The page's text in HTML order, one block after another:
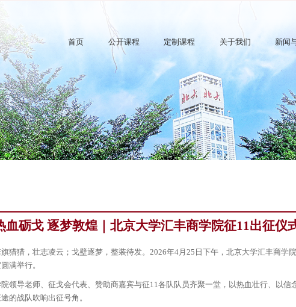
首页 公开课程 定制课程 关于我们 新闻
血砺戈 逐梦敦煌｜北京大学汇丰商学院征11出征仪
猎猎，壮志凌云；戈壁逐梦，整装待发。2026年4月25日下午，北京大学汇丰商学
满举行。
领导老师、征戈会代表、赞助商嘉宾与征11各队队员齐聚一堂，以热血壮行、以信
的战队吹响出征号角。